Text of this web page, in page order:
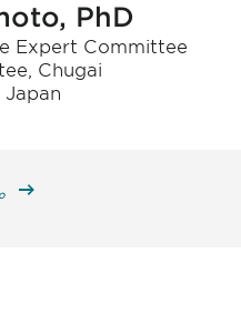
PhD
Expert Committee
Chugai
Japan